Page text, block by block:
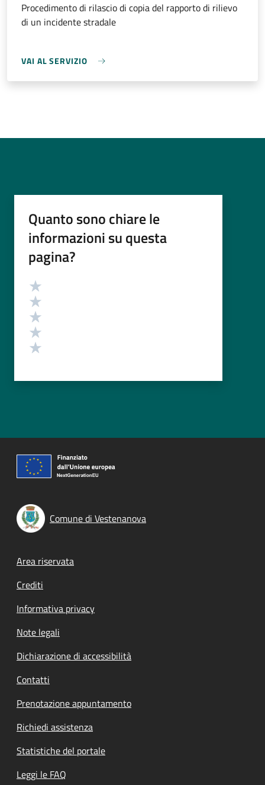
Procedimento di rilascio di copia del rapporto di rilievo
di un incidente stradale
VAI AL SERVIZIO
Quanto sono chiare le
informazioni su questa
pagina?
Valutazione
Comune di Vestenanova
Footer menu
Area riservata
Crediti
Informativa privacy
Note legali
Dichiarazione di accessibilità
Contatti
Prenotazione appuntamento
Richiedi assistenza
Statistiche del portale
Leggi le FAQ